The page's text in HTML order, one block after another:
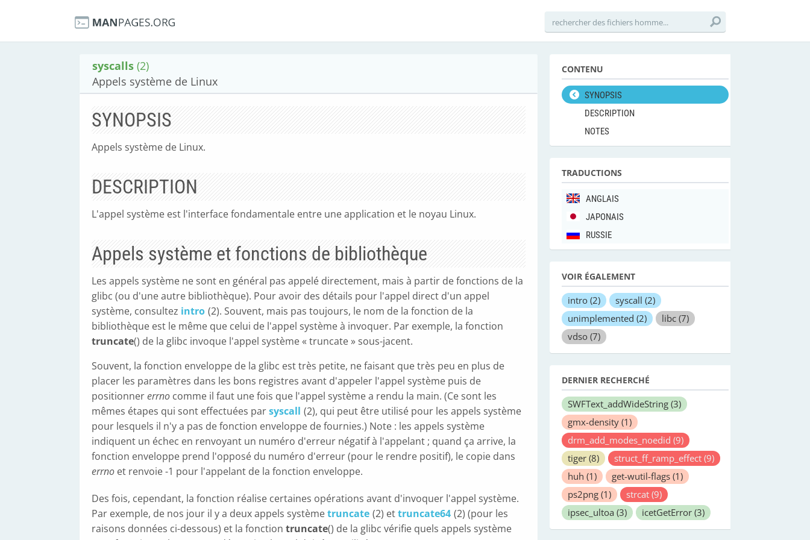
syscalls (2)
Appels système de Linux
SYNOPSIS
Appels système de Linux.
DESCRIPTION
L'appel système est l'interface fondamentale entre une application et le noyau Linux.
Appels système et fonctions de bibliothèque
Les appels système ne sont en général pas appelé directement, mais à partir de fonctions de la
glibc (ou d'une autre bibliothèque). Pour avoir des détails pour l'appel direct d'un appel
système, consultez intro (2). Souvent, mais pas toujours, le nom de la fonction de la
bibliothèque est le même que celui de l'appel système à invoquer. Par exemple, la fonction
truncate() de la glibc invoque l'appel système « truncate » sous-jacent.
Souvent, la fonction enveloppe de la glibc est très petite, ne faisant que très peu en plus de
placer les paramètres dans les bons registres avant d'appeler l'appel système puis de
positionnererrno comme il faut une fois que l'appel système a rendu la main. (Ce sont les
mêmes étapes qui sont effectuées parsyscall (2), qui peut être utilisé pour les appels système
pour lesquels il n'y a pas de fonction enveloppe de fournies.) Note : les appels système
indiquent un échec en renvoyant un numéro d'erreur négatif à l'appelant ; quand ça arrive, la
fonction enveloppe prend l'opposé du numéro d'erreur (pour le rendre positif), le copie dans
errno et renvoie -1 pour l'appelant de la fonction enveloppe.
Des fois, cependant, la fonction réalise certaines opérations avant d'invoquer l'appel système.
Par exemple, de nos jour il y a deux appels systèmetruncate (2) ettruncate64 (2) (pour les
raisons données ci-dessous) et la fonction truncate() de la glibc vérifie quels appels système
CONTENU
SYNOPSIS
DESCRIPTION
NOTES
TRADUCTIONS
ANGLAIS
JAPONAIS
RUSSIE
VOIR ÉGALEMENT
intro (2) syscall (2)
unimplemented (2) libc (7)
vdso (7)
DERNIER RECHERCHÉ
SWFText_addWideString (3)
gmx-density (1)
drm_add_modes_noedid (9)
tiger (8) struct_ff_ramp_effect (9)
huh (1) get-wutil-flags (1)
ps2png (1) strcat (9)
ipsec_ultoa (3) icetGetError (3)